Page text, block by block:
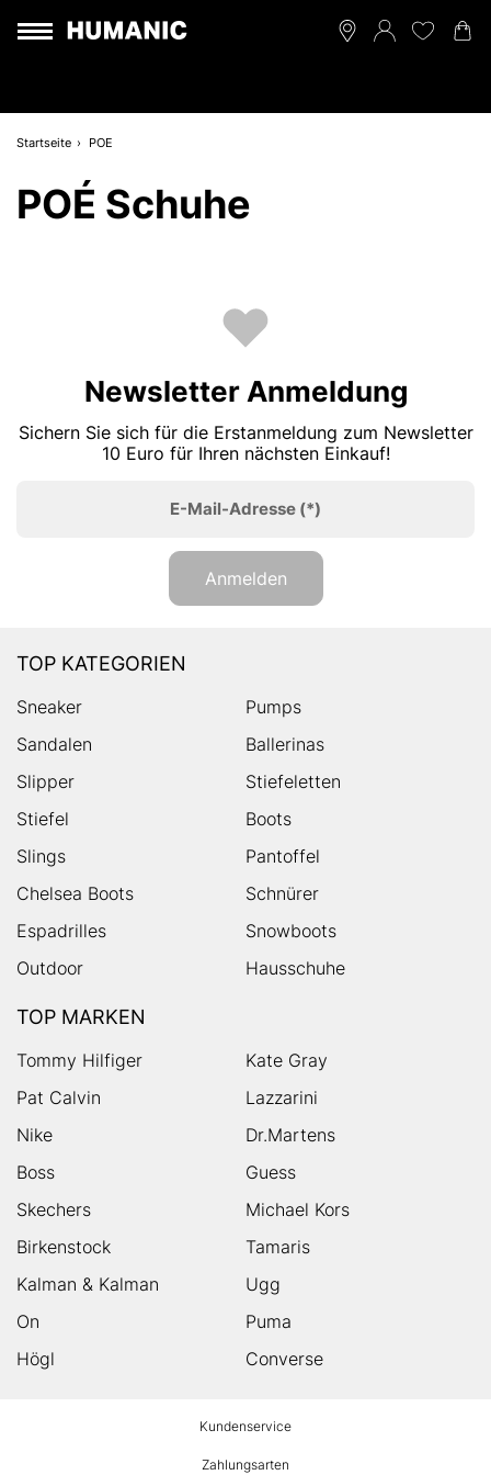
Startseite POE
POÉ Schuhe
Newsletter Anmeldung
Sichern Sie sich für die Erstanmeldung zum Newsletter
10 Euro für Ihren nächsten Einkauf!
E-Mail-Adresse (*)
Anmelden
TOP KATEGORIEN
Sneaker
Pumps
Sandalen
Ballerinas
Slipper
Stiefeletten
Stiefel
Boots
Slings
Pantoffel
Chelsea Boots
Schnürer
Espadrilles
Snowboots
Outdoor
Hausschuhe
TOP MARKEN
Tommy Hilfiger
Kate Gray
Pat Calvin
Lazzarini
Nike
Dr.Martens
Boss
Guess
Skechers
Michael Kors
Birkenstock
Tamaris
Kalman & Kalman
Ugg
On
Puma
Högl
Converse
Kundenservice
Zahlungsarten